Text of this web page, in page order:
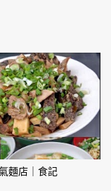
麵店｜食記